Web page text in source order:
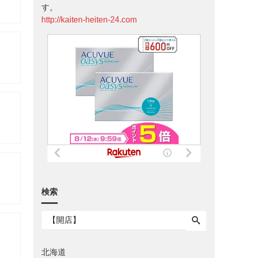
す。
http://kaiten-heiten-24.com
検索
北海道